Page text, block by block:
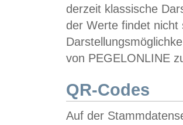
derzeit klassische
der Werte findet
von PEGELONLINE
QR-Codes
Auf der